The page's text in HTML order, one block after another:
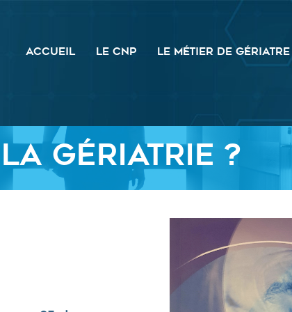
ACCUEIL LE CNP LE MÉTIER DE GÉRIATRE
la gériatrie ?